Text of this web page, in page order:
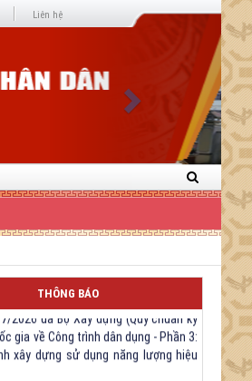
Liên hệ Next
THÔNG BÁO
khai Thông tư số 61/2026/TT-BXD
7/2026 ủa Bộ Xây dựng (Quy chuẩn kỹ
xây dựng sử dụng năng lượng hiệu